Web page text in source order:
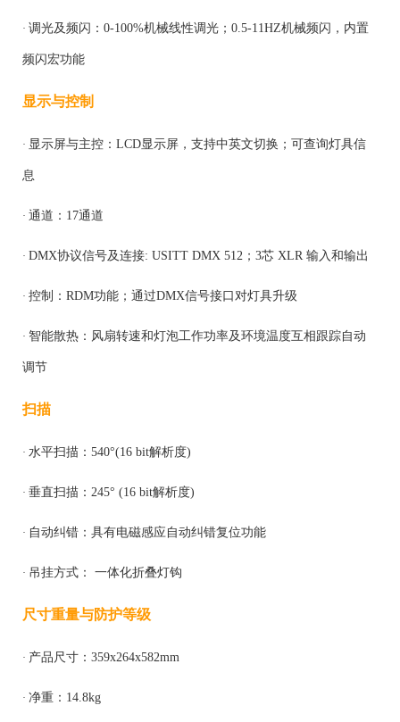
· 调光及频闪： 0-100%机械线性调光；0.5-11HZ机械频闪，内置
频闪宏功能
显示与控制
· 显示屏与主控： LCD显示屏，支持中英文切换；可查询灯具信
息
· 通道： 17通道
· DMX协议信号及连接: USITT DMX 512；3芯 XLR 输入和输出
· 控制： RDM功能；通过DMX信号接口 对灯具升级
· 智能散热： 风扇转速和灯泡工作功率及环境温度互相跟踪自动
调节
扫描
· 水平扫描： 540°(16 bit解析度)
· 垂直扫描： 245° (16 bit解析度)
· 自动纠错：具有电磁感应自动纠错复位功能
· 吊挂方式： 一体化折叠灯钩
尺寸重量与防护等级
· 产品尺寸： 359x264x582mm
· 净重： 14.8kg